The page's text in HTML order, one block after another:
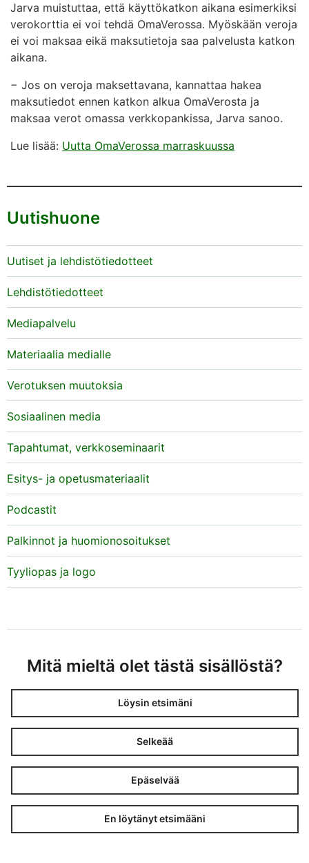
Jarva muistuttaa, että käyttökatkon aikana esimerkiksi
verokorttia ei voi tehdä OmaVerossa. Myöskään veroja
ei voi maksaa eikä maksutietoja saa palvelusta katkon
aikana.
− Jos on veroja maksettavana, kannattaa hakea
maksutiedot ennen katkon alkua OmaVerosta ja
maksaa verot omassa verkkopankissa, Jarva sanoo.
Lue lisää: Uutta OmaVerossa marraskuussa
Uutishuone
Uutiset ja lehdistötiedotteet
Lehdistötiedotteet
Mediapalvelu
Materiaalia medialle
Verotuksen muutoksia
Sosiaalinen media
Tapahtumat, verkkoseminaarit
Esitys- ja opetusmateriaalit
Podcastit
Palkinnot ja huomionosoitukset
Tyyliopas ja logo
Mitä mieltä olet tästä sisällöstä?
Löysin etsimäni
Selkeää
Epäselvää
En löytänyt etsimääni